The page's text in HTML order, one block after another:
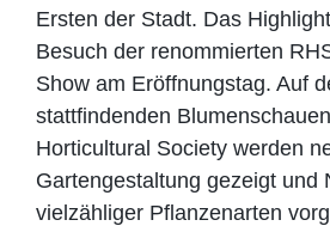
Ersten der Stadt. Das
Besuch der renommierten
Show am Eröffnungstag. Auf
stattfindenden
Horticultural Society werden
Gartengestaltung gezeigt und
vielzähliger Pflanzenarten